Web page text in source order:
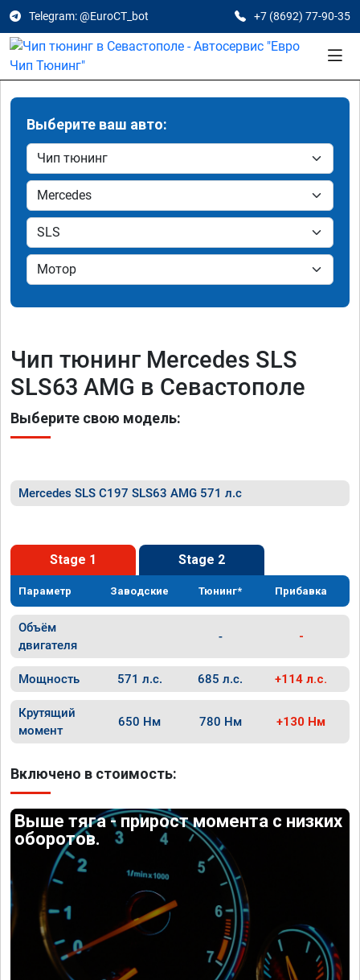
Telegram: @EuroCT_bot +7 (8692) 77-90-35
Выберите ваш авто:
Чип тюнинг Mercedes SLS
SLS63 AMG в Севастополе
Выберите свою модель:
Mercedes SLS C197 SLS63 AMG 571 л.с
Stage 1 Stage 2
Параметр Заводские Тюнинг* Прибавка
Объём
двигателя
- -
Мощность 571 л.с. 685 л.с. +114 л.с.
Крутящий
момент
650 Нм 780 Нм +130 Нм
Включено в стоимость:
Выше тяга - прирост момента с низких
оборотов.